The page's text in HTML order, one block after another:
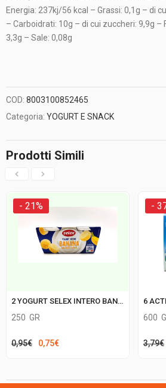
Energia: 237kj/56 kcal – Grassi: 0,1g – di
– Carboidrati: 10g – di cui zuccheri: 9,9g –
3,3g – Sale: 0,08g
COD: 8003100852465
Categoria: YOGURT E SNACK
Prodotti Simili
- 21%
2 YOGURT SELEX INTERO BANANA
250 GR
0,95€
Il
era:
0,75€Il
è:
-
6
600
3,79€